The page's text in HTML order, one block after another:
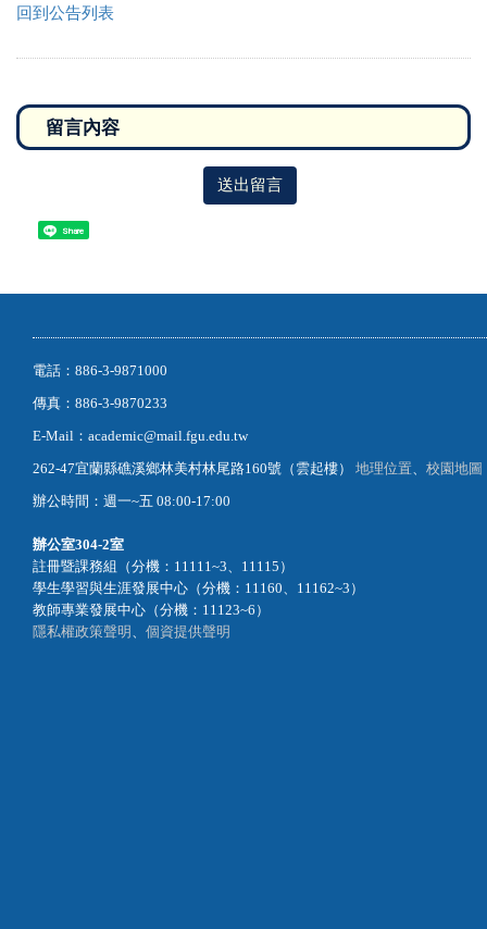
回到公告列表
送出留言
Share
電話：886-3-9871000
傳真：886-3-9870233
E-Mail：academic@mail.fgu.edu.tw
262-47宜蘭縣礁溪鄉林美村林尾路160號（雲起樓） 地理位置
校園地圖
辦公時間：週一~五 08:00-17:00
辦公室304-2室
註冊暨課務組（分機：11111~3、11115）
學生學習與生涯發展中心（分機：11160、11162~3）
教師專業發展中心（分機：11123~6）
隱私權政策聲明
個資提供聲明